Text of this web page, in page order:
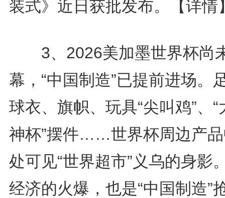
装式》近日获批发布。
【详情
3、2026美加墨世界杯尚
幕，“中国制造”已提前进场。
球衣、旗帜、玩具“尖叫鸡”、“
神杯”摆件……世界杯周边产
处可见“世界超市”义乌的身影
经济的火爆，也是“中国制造”